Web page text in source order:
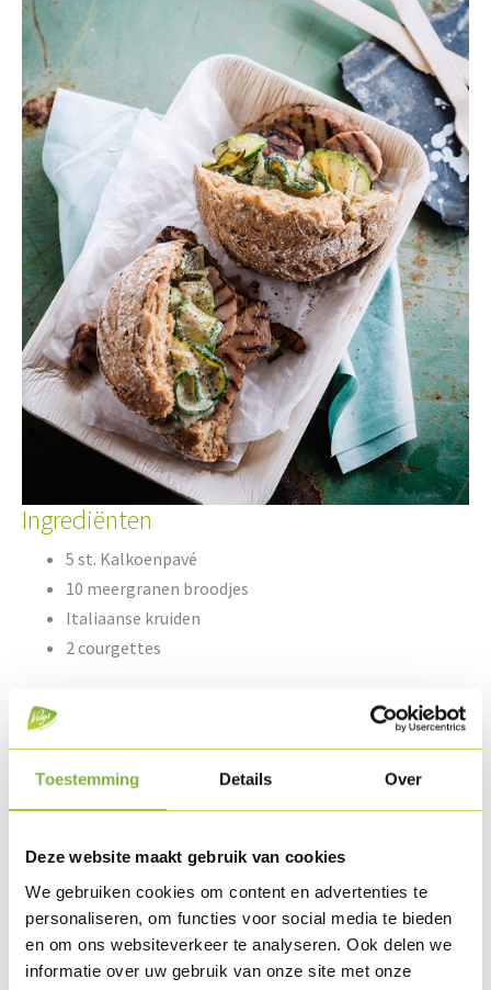
Toestemming Details Over
Deze website maakt gebruik van cookies
We gebruiken cookies om content en advertenties te
personaliseren, om functies voor social media te bieden
en om ons websiteverkeer te analyseren. Ook delen we
informatie over uw gebruik van onze site met onze
Ingrediënten
5 st. Kalkoenpavé
10 meergranen broodjes
Italiaanse kruiden
2 courgettes
1 tlp lookpasta
Peper & zout
Bereiding
Snij de Kalkoenpavé in plakjes en grill deze op de BBQ. Bak
de broodjes af.